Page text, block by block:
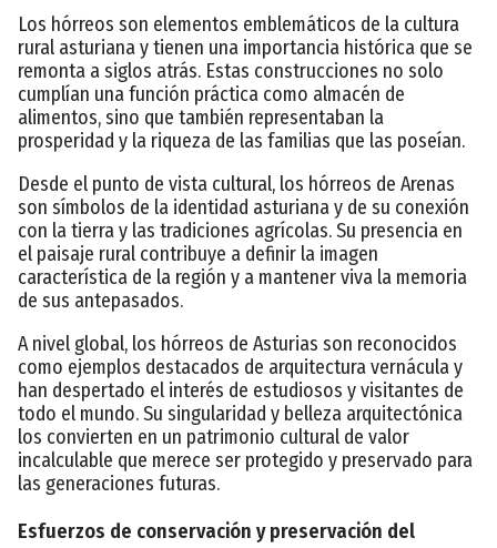
Los hórreos son elementos emblemáticos de la cultura
rural asturiana y tienen una importancia histórica que se
remonta a siglos atrás. Estas construcciones no solo
cumplían una función práctica como almacén de
alimentos, sino que también representaban la
prosperidad y la riqueza de las familias que las poseían.
Desde el punto de vista cultural, los hórreos de Arenas
son símbolos de la identidad asturiana y de su conexión
con la tierra y las tradiciones agrícolas. Su presencia en
el paisaje rural contribuye a definir la imagen
característica de la región y a mantener viva la memoria
de sus antepasados.
A nivel global, los hórreos de Asturias son reconocidos
como ejemplos destacados de arquitectura vernácula y
han despertado el interés de estudiosos y visitantes de
todo el mundo. Su singularidad y belleza arquitectónica
los convierten en un patrimonio cultural de valor
incalculable que merece ser protegido y preservado para
las generaciones futuras.
Esfuerzos de conservación y preservación del